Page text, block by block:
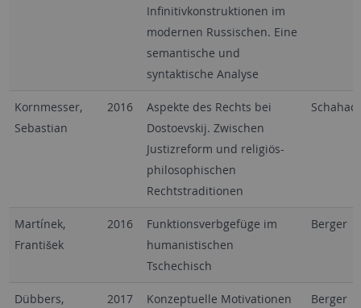
Infinitivkonstruktionen im
modernen Russischen. Eine
semantische und
syntaktische Analyse
Kornmesser,
Sebastian
2016
Aspekte des Rechts bei
Dostoevskij. Zwischen
Justizreform und religiös-
philosophischen
Rechtstraditionen
Martínek,
František
2016
Funktionsverbgefüge im
humanistischen
Tschechisch
Berger
Dübbers,
2017
Konzeptuelle Motivationen
Berger